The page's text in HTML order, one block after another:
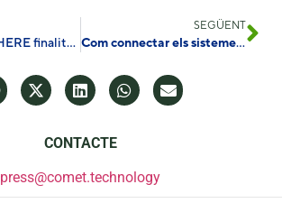
El projecte SPHERE finalitza aquest mes
SEGÜENT
Com connectar els sistemes d’emmagatzematge de bateries Hybris amb pèrdues i costos mínims
CONTACTE
press@comet.technology